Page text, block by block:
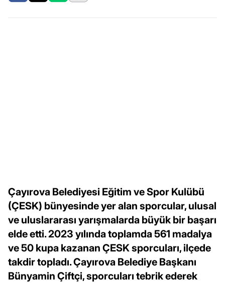
Çayırova Belediyesi Eğitim ve Spor Kulübü
(ÇESK) bünyesinde yer alan sporcular, ulusal
ve uluslararası yarışmalarda büyük bir başarı
elde etti. 2023 yılında toplamda 561 madalya
ve 50 kupa kazanan ÇESK sporcuları, ilçede
takdir topladı. Çayırova Belediye Başkanı
Bünyamin Çiftçi, sporcuları tebrik ederek